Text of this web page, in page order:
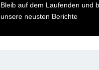
Bleib auf dem Laufenden und
unsere neusten Berichte